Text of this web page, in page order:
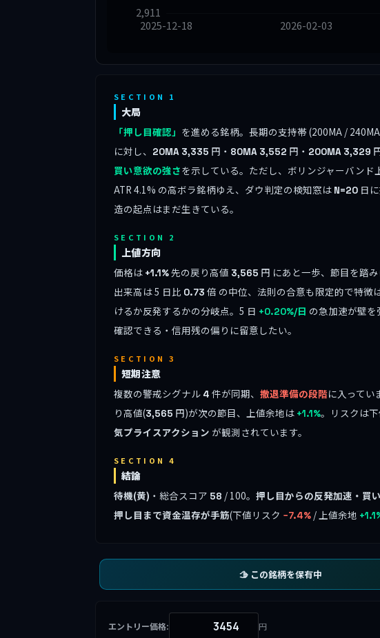
2,911
2025-12-18
2026-02-03
SECTION 1
大局
「押し目確認」 を進める銘柄。長期の支持帯 (200MA /
に対し、 20MA 3,335 円・ 80MA 3,552 円・ 200MA 3,329
買い意欲の強さを示している。ただし、ボリンジャーバン
ATR 4.1% の高ボラ銘柄ゆえ、ダウ判定の検知窓は N=20 日
造の起点はまだ生きている。
SECTION 2
上値方向
価格は +1.1%先の戻り高値 3,565 円 にあと一歩、節目を踏
出来高は 5 日比 0.73 倍 の中位、法則の合意も限定的で特徴
けるか反発するかの分岐点。5 日 +0.20%/日 の急加速が壁を
確認できる・信用残の偏りに留意したい。
SECTION 3
短期注意
複数の警戒シグナル 4 件が同期、 撤退準備の段階に入ってい
り高値(3,565 円)が次の節目、上値余地は +1.1%。リスクは
気プライスアクション が観測されています。
SECTION 4
結論
待機(黄) ・総合スコア 58 / 100。 押し目からの反発加速・買
押し目まで資金温存が手筋(下値リスク −7.4% / 上値余地
🫱 この銘柄を保有中
エントリー価格: 円